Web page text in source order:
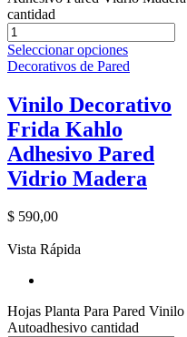
cantidad
Seleccionar opciones
Decorativos de Pared
Vinilo Decorativo
Frida Kahlo
Adhesivo Pared
Vidrio Madera
$ 590,00
Vista Rápida
Hojas Planta Para Pared Vinilo
Autoadhesivo cantidad